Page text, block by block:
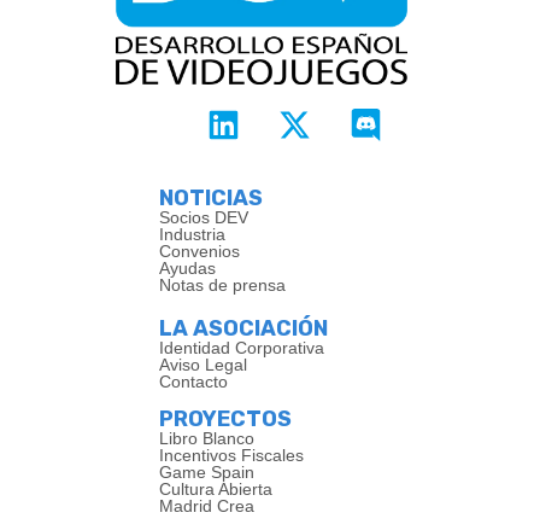
NOTICIAS
Socios DEV
Industria
Convenios
Ayudas
Notas de prensa
LA ASOCIACIÓN
Identidad Corporativa
Aviso Legal
Contacto
PROYECTOS
Libro Blanco
Incentivos Fiscales
Game Spain
Cultura Abierta
Madrid Crea